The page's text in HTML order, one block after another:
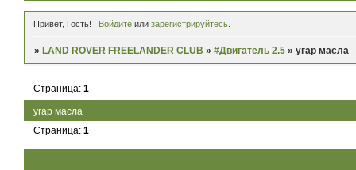
Привет, Гость! Войдитеили зарегистрируйтесь.
»LAND ROVER FREELANDER CLUB »#Двигатель 2.5 »угар масла
угар масла
Страница:1
Страница:1